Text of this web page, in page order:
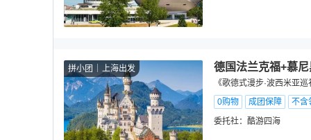
拼小团 上海出发 德国法兰克福+慕
《歌德式漫步·波西米亚
0购物
成团保障
不含
委托社： 酷游四海